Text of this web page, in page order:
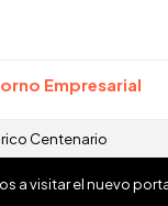
Empresarial
Centenario
a visitar el nuevo